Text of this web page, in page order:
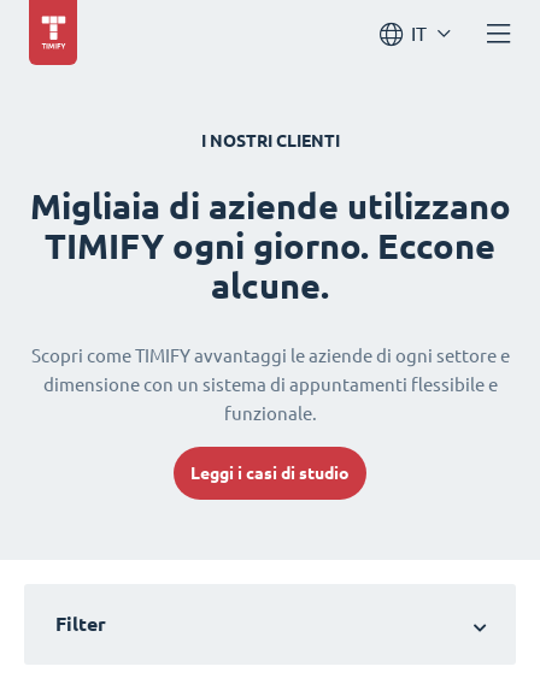
IT
I NOSTRI CLIENTI
Migliaia di aziende utilizzano
TIMIFY ogni giorno. Eccone
alcune.
Scopri come TIMIFY avvantaggi le aziende di ogni settore e
dimensione con un sistema di appuntamenti flessibile e
funzionale.
Leggi i casi di studio
Filter